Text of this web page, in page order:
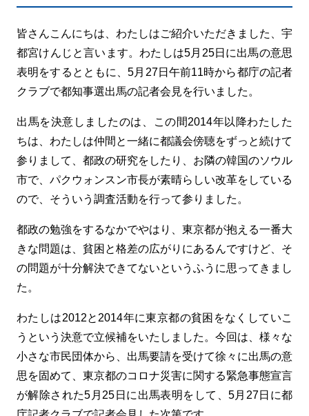
皆さんこんにちは、わたしはご紹介いただきました、宇
都宮けんじと言います。わたしは5月25日に出馬の意思
表明をするとともに、5月27日午前11時から都庁の記者
クラブで都知事選出馬の記者会見を行いました。
出馬を決意しましたのは、この間2014年以降わたした
ちは、わたしは仲間と一緒に都議会傍聴をずっと続けて
参りまして、都政の研究をしたり、お隣の韓国のソウル
市で、パクウォンスン市長が素晴らしい改革をしている
ので、そういう調査活動を行って参りました。
都政の勉強をするなかでやはり、東京都が抱える一番大
きな問題は、貧困と格差の広がりにあるんですけど、そ
の問題が十分解決できてないというふうに思ってきまし
た。
わたしは2012と2014年に東京都の貧困をなくしていこ
うという決意で立候補をいたしました。今回は、様々な
小さな市民団体から、出馬要請を受けて徐々に出馬の意
思を固めて、東京都のコロナ災害に関する緊急事態宣言
が解除された5月25日に出馬表明をして、5月27日に都